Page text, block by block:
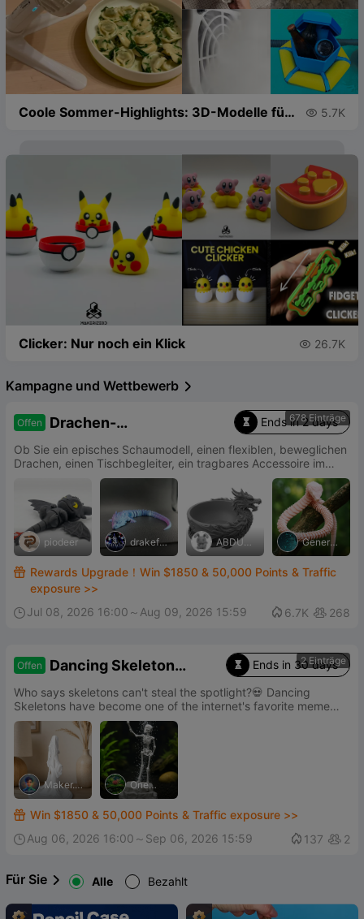
Coole Sommer-Highlights: 3D-Modelle für
 5.7K
Clicker: Nur noch ein Klick  26.7K
Kampagne und Wettbewerb 
678 Einträge
Offen
Drachen-

Ends in 2 days
Ob Sie ein episches Schaumodell, einen flexiblen, beweglichen
Drachen, einen Tischbegleiter, ein tragbares Accessoire im
Drachen-Design oder ein lustiges Drachenspielzeug entwerfen
– wir möchten sehen, wie Ihre Kreativität Flügel bekommt.
piodeer
drakefor
ge3d
ABDUL
LAH
ALAN
Generati
on3D
 Rewards Upgrade！Win $1850 & 50,000 Points & Traffic
exposure >>
 Jul 08, 2026 16:00～Aug 09, 2026 15:59  6.7K  268
2 Einträge
Offen
Dancing Skeleton

Ends in 30 days
Who says skeletons can't steal the spotlight?💀 Dancing
Skeletons have become one of the internet's favorite meme
characters. Now it's your turn to bring the bones to life.🎵
Maker.A
rm
One
Moch
 Win $1850 & 50,000 Points & Traffic exposure >>
 Aug 06, 2026 16:00～Sep 06, 2026 15:59  137  2
Für Sie  Alle Bezahlt